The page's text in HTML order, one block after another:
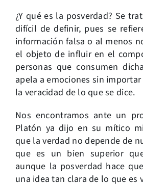
¿Y qué es la posverdad? Se
difícil de definir, pues se
información falsa o al menos
el objeto de influir en el
personas que consumen
apela a emociones sin
la veracidad de lo que se dice.
Nos encontramos ante un
Platón ya dijo en su mítico
que la verdad no depende de
que es un bien superior
aunque la posverdad hace
una idea tan clara de lo que es